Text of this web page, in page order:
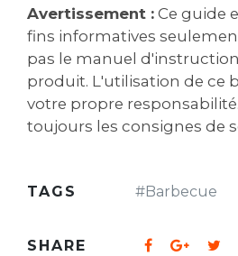
Avertissement : Ce guide
fins informatives
pas le manuel
produit. L'utilisation de ce
votre propre
toujours les consignes de
TAGS #Barbecue
SHARE